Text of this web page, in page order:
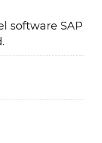
software SAP